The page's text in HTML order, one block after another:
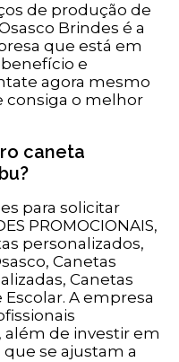
de produção de
Brindes é a
que está em
e
agora mesmo
consiga o melhor
caneta
para solicitar
PROMOCIONAIS,
personalizados,
Canetas
Canetas
A empresa
além de investir em
se ajustam a